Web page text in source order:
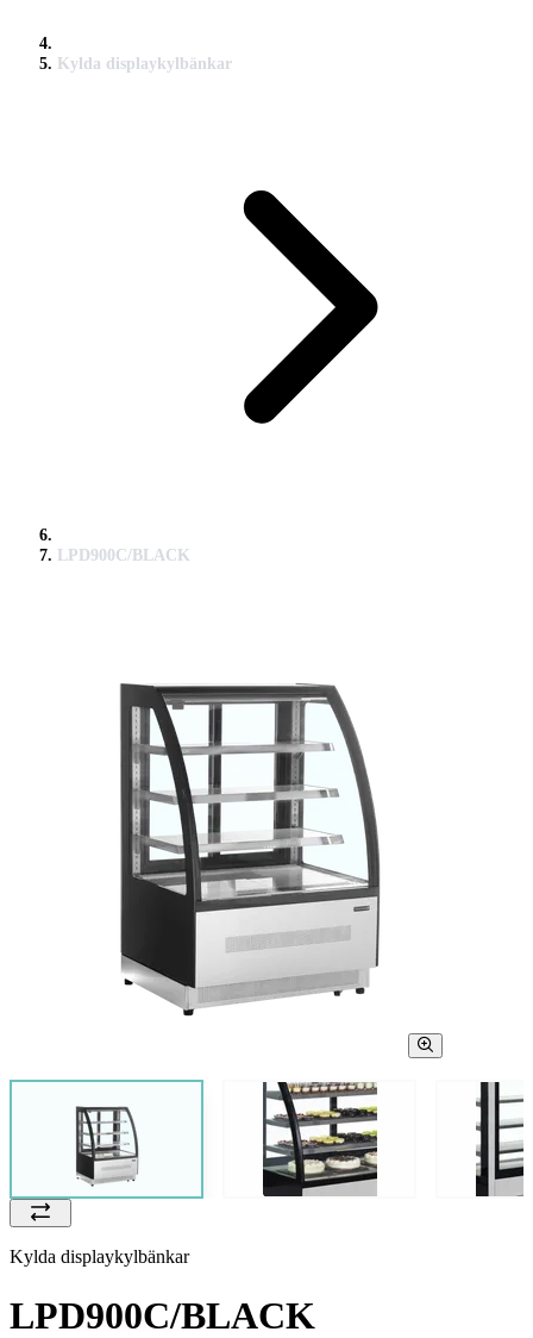
Kylda displaykylbänkar
LPD900C/BLACK
Kylda displaykylbänkar
LPD900C/BLACK